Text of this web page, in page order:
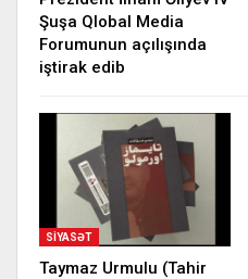
Şuşa Qlobal Media
Forumunun açılışında
iştirak edib
SIYASƏT
Taymaz Urmulu (Tahir